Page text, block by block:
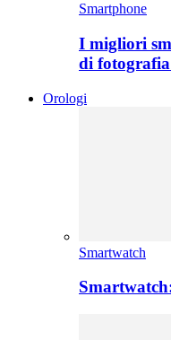
Smartphone
I migliori
di
Orologi
Smartwatch